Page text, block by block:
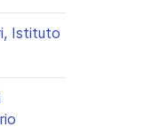
Istituto